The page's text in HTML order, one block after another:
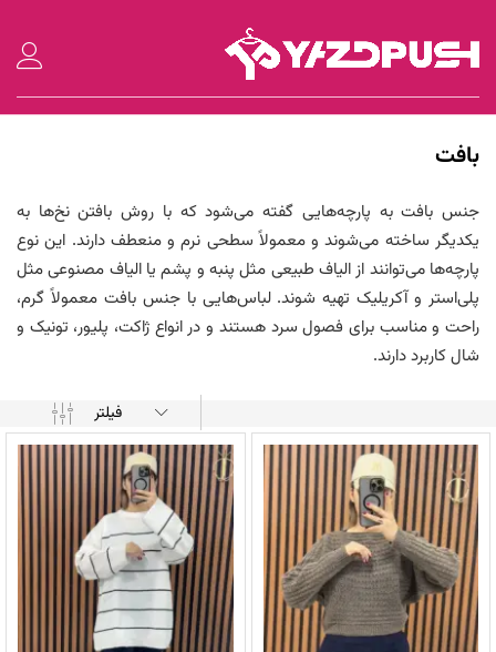
بافت
جنس بافت به پارچه‌هایی گفته می‌شود که با روش بافتن نخ‌ها به
یکدیگر ساخته می‌شوند و معمولاً سطحی نرم و منعطف دارند. این نوع
پارچه‌ها می‌توانند از الیاف طبیعی مثل پنبه و پشم یا الیاف مصنوعی مثل
پلی‌استر و آکریلیک تهیه شوند. لباس‌هایی با جنس بافت معمولاً گرم،
راحت و مناسب برای فصول سرد هستند و در انواع ژاکت، پلیور، تونیک و
شال کاربرد دارند.
فیلتر